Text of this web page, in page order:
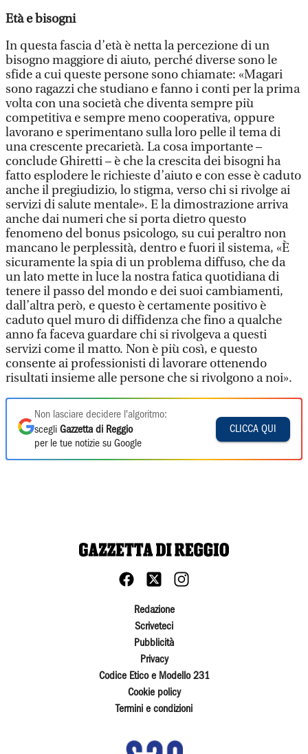
Età e bisogni
In questa fascia d’età è netta la percezione di un
bisogno maggiore di aiuto, perché diverse sono le
sfide a cui queste persone sono chiamate: «Magari
sono ragazzi che studiano e fanno i conti per la prima
volta con una società che diventa sempre più
competitiva e sempre meno cooperativa, oppure
lavorano e sperimentano sulla loro pelle il tema di
una crescente precarietà. La cosa importante –
conclude Ghiretti – è che la crescita dei bisogni ha
fatto esplodere le richieste d’aiuto e con esse è caduto
anche il pregiudizio, lo stigma, verso chi si rivolge ai
servizi di salute mentale». E la dimostrazione arriva
anche dai numeri che si porta dietro questo
fenomeno del bonus psicologo, su cui peraltro non
mancano le perplessità, dentro e fuori il sistema, «È
sicuramente la spia di un problema diffuso, che da
un lato mette in luce la nostra fatica quotidiana di
tenere il passo del mondo e dei suoi cambiamenti,
dall’altra però, e questo è certamente positivo è
caduto quel muro di diffidenza che fino a qualche
anno fa faceva guardare chi si rivolgeva a questi
servizi come il matto. Non è più così, e questo
consente ai professionisti di lavorare ottenendo
risultati insieme alle persone che si rivolgono a noi».
Non lasciare decidere l'algoritmo:
scegli Gazzetta di Reggio
per le tue notizie su Google
CLICCA QUI
Redazione
Scriveteci
Pubblicità
Privacy
Codice Etico e Modello 231
Cookie policy
Termini e condizioni